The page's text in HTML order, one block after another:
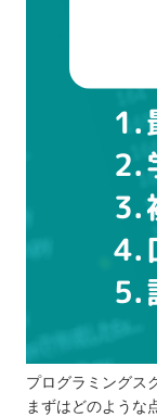
プログラ
プ
プログラ
学
どんなプ
子ども向
お得にプ
専
プログラミングス
まずはどのような